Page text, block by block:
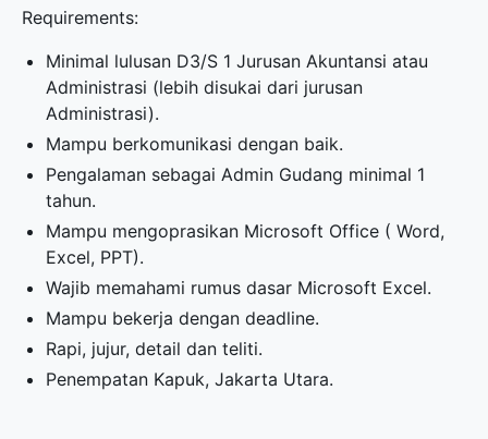
Requirements:
Minimal lulusan D3/S 1 Jurusan Akuntansi atau
Administrasi (lebih disukai dari jurusan
Administrasi).
Mampu berkomunikasi dengan baik.
Pengalaman sebagai Admin Gudang minimal 1
tahun.
Mampu mengoprasikan Microsoft Office ( Word,
Excel, PPT).
Wajib memahami rumus dasar Microsoft Excel.
Mampu bekerja dengan deadline.
Rapi, jujur, detail dan teliti.
Penempatan Kapuk, Jakarta Utara.